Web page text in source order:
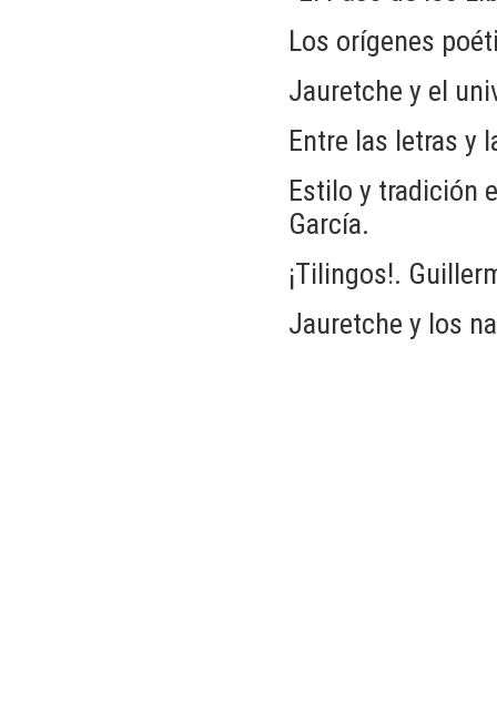
Los orígenes
Jauretche y el
Entre las letras y
Estilo y tradición
García.
¡Tilingos!.
Jauretche y los